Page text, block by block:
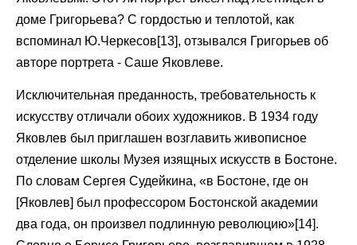
доме Григорьева? С гордостью и теплотой, как
вспоминал Ю.Черкесов[13], отзывался Григорьев об
авторе портрета - Саше Яковлеве.
Исключительная преданность, требовательность к
искусству отличали обоих художников. В 1934 году
Яковлев был приглашен возглавить живописное
отделение школы Музея изящных искусств в Бостоне.
По словам Сергея Судейкина, «в Бостоне, где он
[Яковлев] был профессором Бостонской академии
два года, он произвел подлинную революцию»[14].